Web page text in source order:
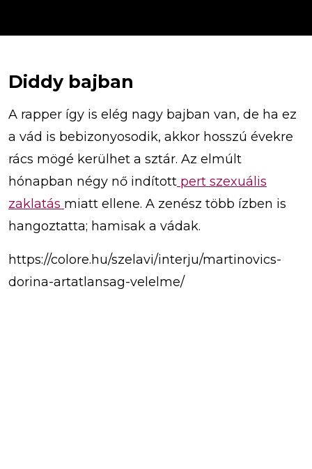
Diddy bajban
A rapper így is elég nagy bajban van, de ha ez
a vád is bebizonyosodik, akkor hosszú évekre
rács mögé kerülhet a sztár. Az elmúlt
hónapban négy nő indított pert szexuális
zaklatás miatt ellene. A zenész több ízben is
hangoztatta; hamisak a vádak.
https://colore.hu/szelavi/interju/martinovics-
dorina-artatlansag-velelme/